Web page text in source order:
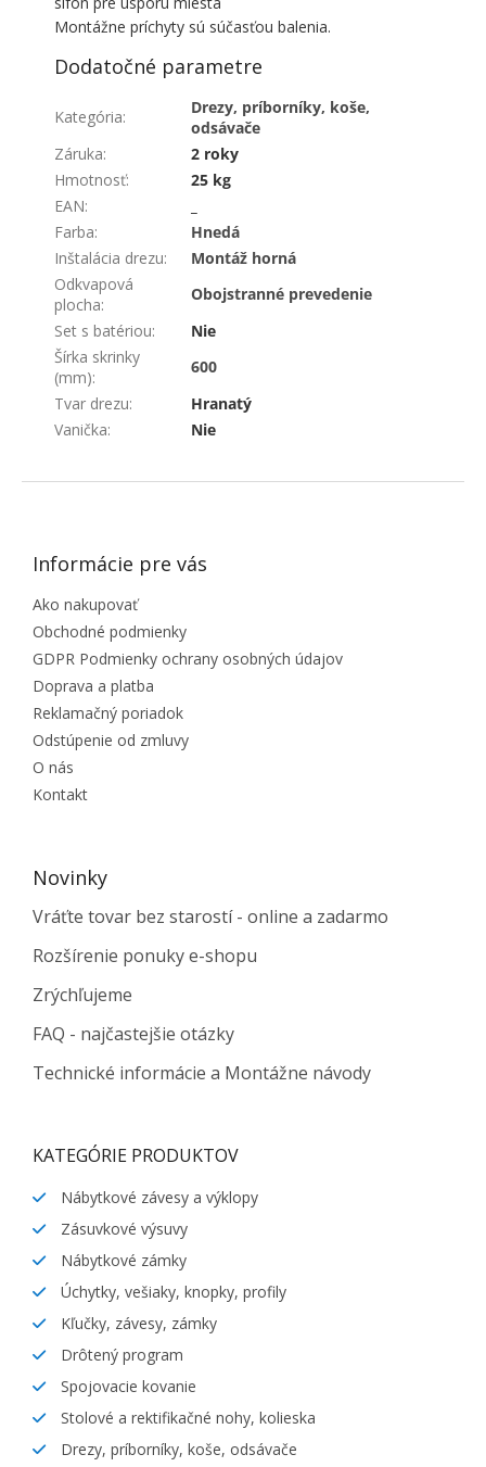
Montážne príchyty sú súčasťou balenia.
Dodatočné parametre
Kategória:
Drezy, príborníky, koše,
odsávače
Záruka:
2 roky
Hmotnosť:
25 kg
EAN:
Farba:
Hnedá
Inštalácia drezu:
Montáž horná
Odkvapová
plocha:
Obojstranné prevedenie
Set s batériou:
Nie
Šírka skrinky
(mm):
600
Tvar drezu:
Hranatý
Vanička: Nie
ZÁPÄTIE
Informácie pre vás
Ako nakupovať
Obchodné podmienky
GDPR Podmienky ochrany osobných údajov
Doprava a platba
Reklamačný poriadok
Odstúpenie od zmluvy
O nás
Kontakt
Novinky
Vráťte tovar bez starostí - online a zadarmo
Rozšírenie ponuky e-shopu
Zrýchľujeme
FAQ - najčastejšie otázky
Technické informácie a Montážne návody
KATEGÓRIE PRODUKTOV
Nábytkové závesy a výklopy
Zásuvkové výsuvy
Nábytkové zámky
Úchytky, vešiaky, knopky, profily
Kľučky, závesy, zámky
Drôtený program
Spojovacie kovanie
Stolové a rektifikačné nohy, kolieska
Drezy, príborníky, koše, odsávače